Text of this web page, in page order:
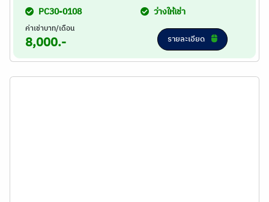
PC30-0108 ว่างให้เช่า
ค่าเช่าบาท/เดือน
8,000.- รายละเอียด